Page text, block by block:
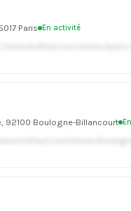
Paris En activité
92100 Boulogne-Billancourt